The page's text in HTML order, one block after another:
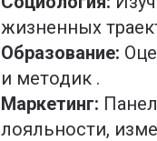
жизненных
Образование:
и методик .
Маркетинг:
лояльности,